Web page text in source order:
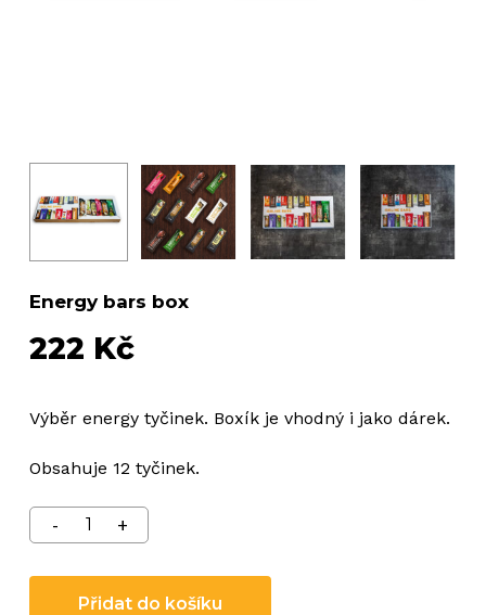
Energy bars box
222 Kč
Výběr energy tyčinek. Boxík je vhodný i jako dárek.
Obsahuje 12 tyčinek.
Přidat do košíku